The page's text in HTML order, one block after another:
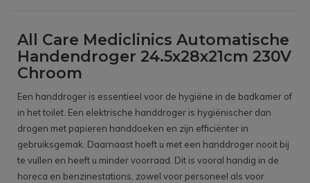
All Care Mediclinics Automatische
Handendroger 24.5x28x21cm 230V
Chroom
Een handdroger is essentieel voor de hygiëne in de badkamer of
in het toilet. Een elektrische handdroger is hygiënischer dan
drogen met papieren handdoeken en zijn efficiënter in
gebruiksgemak. Daarnaast hoeft u met een handdroger nooit bij
te vullen en heeft u minder voorraad. Dit is vooral handig in de
horeca en benzinestations, zowel voor personeel als voor